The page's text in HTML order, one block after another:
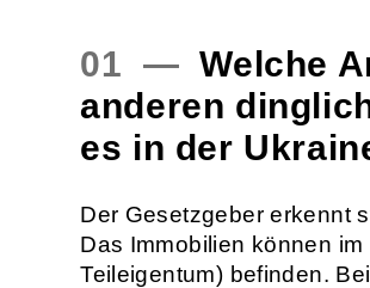
01 —Welche
anderen
es in der
Der Gesetzgeber erkennt
Das Immobilien können
Teileigentum) befinden.